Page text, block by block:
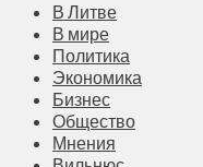
В Литве
В мире
Политика
Экономика
Бизнес
Общество
Мнения